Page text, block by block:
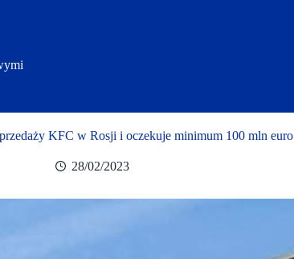
KFC w Rosji i oczekuje minimum 100 mln euro
28/02/2023